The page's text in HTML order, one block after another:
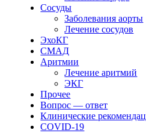
Сосуды
Заболевания аорты
Лечение сосудов
ЭхоКГ
СМАД
Аритмии
Лечение аритмий
ЭКГ
Прочее
Вопрос — ответ
Клинические
COVID-19